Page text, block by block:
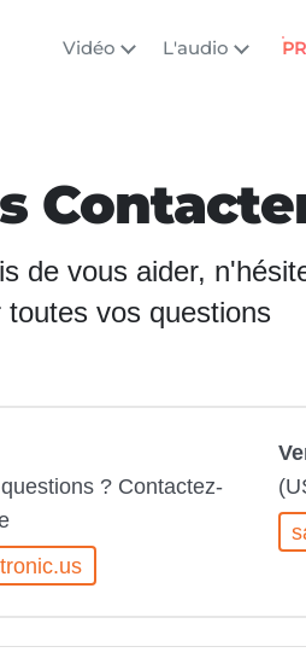
Vidéo L'audio
de vous aider,
toutes vos questions
? Contactez-